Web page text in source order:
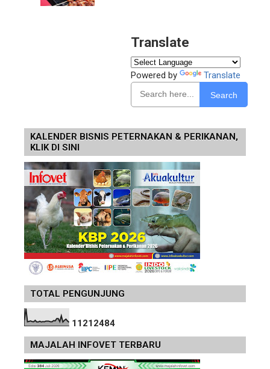
Translate
Powered by Translate
Search
KALENDER BISNIS PETERNAKAN & PERIKANAN,
KLIK DI SINI
TOTAL PENGUNJUNG
11212484
MAJALAH INFOVET TERBARU